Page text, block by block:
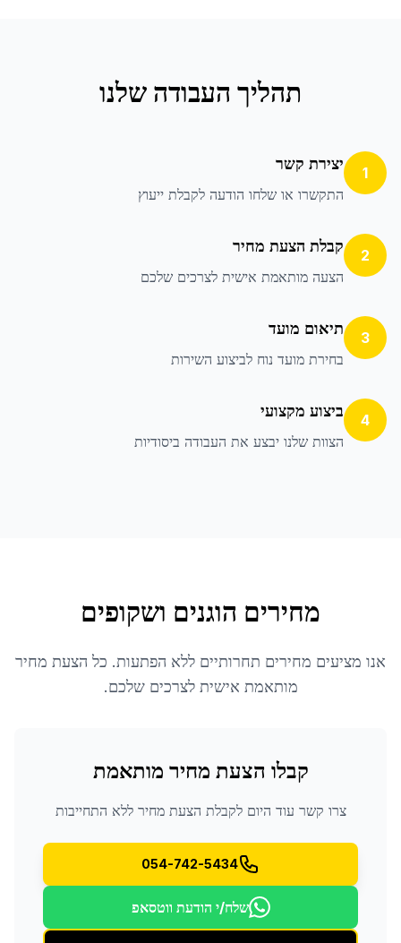
תהליך העבודה שלנו
1 יצירת קשר
התקשרו או שלחו הודעה לקבלת ייעוץ
2 קבלת הצעת מחיר
הצעה מותאמת אישית לצרכים שלכם
3 תיאום מועד
בחירת מועד נוח לביצוע השירות
4 ביצוע מקצועי
הצוות שלנו יבצע את העבודה ביסודיות
מחירים הוגנים ושקופים
אנו מציעים מחירים תחרותיים ללא הפתעות. כל הצעת מחיר
מותאמת אישית לצרכים שלכם.
קבלו הצעת מחיר מותאמת
צרו קשר עוד היום לקבלת הצעת מחיר ללא התחייבות
054-742-5434
שלח/י הודעת ווטסאפ